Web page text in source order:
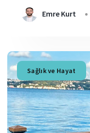
Emre Kurt
Sağlık ve Hayat